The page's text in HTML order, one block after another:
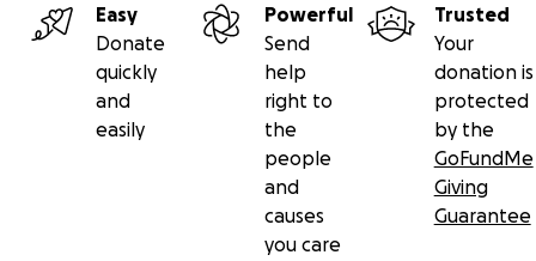
Easy
Donate
quickly
and
easily
Powerful
Send
help
right to
the
people
and
causes
you care
Trusted
Your
donation is
protected
by the
GoFundMe
Giving
Guarantee